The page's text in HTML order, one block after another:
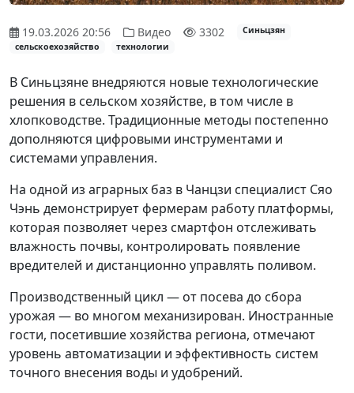
19.03.2026 20:56 Видео 3302
Синьцзян
сельскоехозяйство
технологии
В Синьцзяне внедряются новые технологические
решения в сельском хозяйстве, в том числе в
хлопководстве. Традиционные методы постепенно
дополняются цифровыми инструментами и
системами управления.
На одной из аграрных баз в Чанцзи специалист Сяо
Чэнь демонстрирует фермерам работу платформы,
которая позволяет через смартфон отслеживать
влажность почвы, контролировать появление
вредителей и дистанционно управлять поливом.
Производственный цикл — от посева до сбора
урожая — во многом механизирован. Иностранные
гости, посетившие хозяйства региона, отмечают
уровень автоматизации и эффективность систем
точного внесения воды и удобрений.